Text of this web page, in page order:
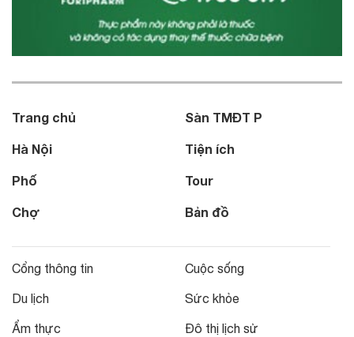
Trang chủ
Hà Nội
Phố
Chợ
Sàn TMĐT P
Tiện ích
Tour
Bản đồ
Cổng thông tin
Du lịch
Ẩm thực
Cuộc sống
Sức khỏe
Đô thị lịch sử